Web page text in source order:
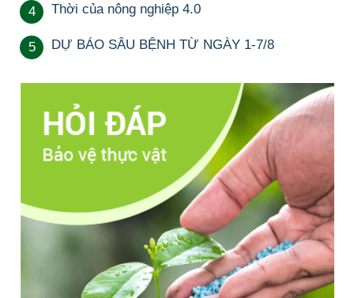
4 Thời của nông nghiệp 4.0
5 DỰ BÁO SÂU BỆNH TỪ NGÀY 1-7/8